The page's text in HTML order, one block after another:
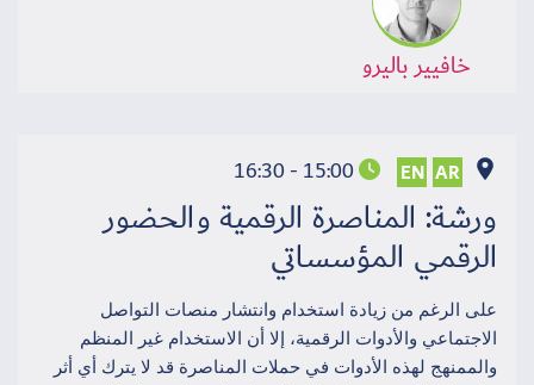
خافيير باليرو
AR
EN
15:00 - 16:30
ورشة: المناصرة الرقمية والحضور
الرقمي المؤسساتي
على الرغم من زيادة استخدام وانتشار منصات التواصل
الاجتماعي والأدوات الرقمية، إلا أن الاستخدام غير المنظم
والممنهج لهذه الأدوات في حملات المناصرة قد لا يترك أي أثر